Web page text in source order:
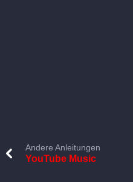
Andere Anleitungen
YouTube Music